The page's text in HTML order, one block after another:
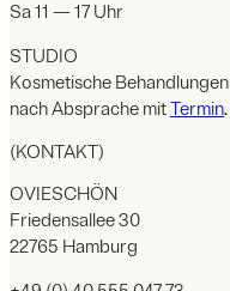
Sa 11 — 17 Uhr
STUDIO
Kosmetische Behandlungen
nach Absprache mitTermin.
(KONTAKT)
OVIESCHÖN
Friedensallee 30
22765 Hamburg